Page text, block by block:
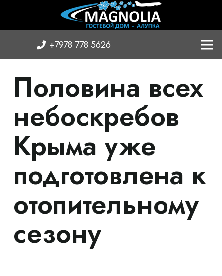
+7978 778 5626
Половина всех
небоскребов
Крыма уже
подготовлена ​​к
отопительному
сезону